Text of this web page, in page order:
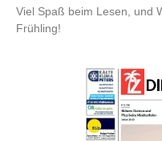
Viel Spaß beim Lesen, und
Frühling!